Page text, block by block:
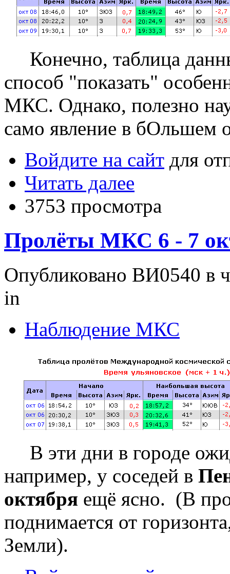
Конечно, таблица
способ "показать"
МКС. Однако, полезно
само явление в бОльшем
Войдите на сайт для
Читать далее
3753 просмотра
Пролёты МКС 6 - 7
Опубликовано ВИ0540 в
in
Наблюдение МКС
В эти дни в городе
например, у соседей в
октября ещё ясно. (В
поднимается от
Земли).